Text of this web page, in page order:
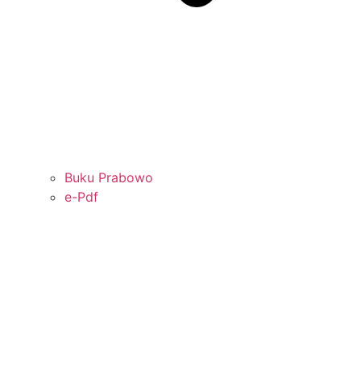
Buku Prabowo
e-Pdf